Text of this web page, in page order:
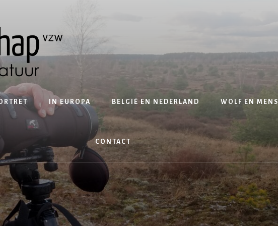
IN EUROPA BELGIË EN NEDERLAND WOLF EN MENS
CONTACT